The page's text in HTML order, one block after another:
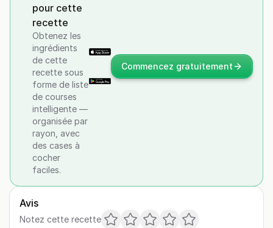
pour cette
recette
Obtenez les
ingrédients
de cette
recette sous
forme de liste
de courses
intelligente —
organisée par
rayon, avec
des cases à
cocher
faciles.
Commencez gratuitement
Avis
Notez cette recette